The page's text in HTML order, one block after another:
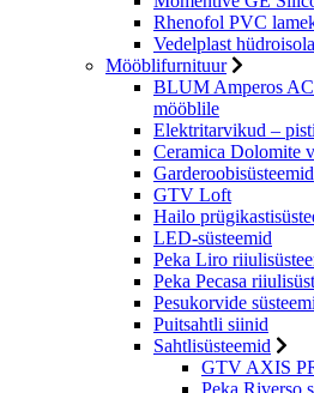
Rhenofol PVC
Vedelplast
Mööblifurnituur
BLUM Amperos AC
mööblile
Elektritarvikud –
Ceramica Dolomite
Garderoobisüsteemid
GTV Loft
Hailo
LED-süsteemid
Peka Liro
Peka Pecasa
Pesukorvide
Puitsahtli siinid
Sahtlisüsteemid
GTV AXIS
Peka Riverso